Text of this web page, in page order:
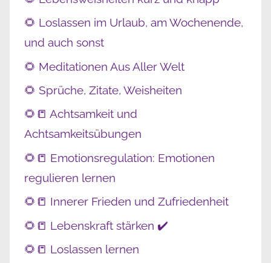
🌻 Loslassen im Urlaub, am Wochenende,
und auch sonst
🌻 Meditationen Aus Aller Welt
🌻 Sprüche, Zitate, Weisheiten
🌻📒 Achtsamkeit und
Achtsamkeitsübungen
🌻📒 Emotionsregulation: Emotionen
regulieren lernen
🌻📒 Innerer Frieden und Zufriedenheit
🌻📒 Lebenskraft stärken ✔️
🌻📒 Loslassen lernen